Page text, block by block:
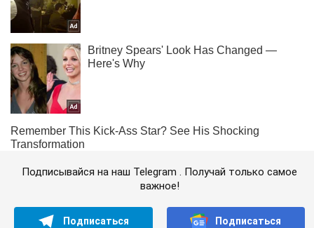
Подписывайся на наш Telegram . Получай только самое
важное!
Подписаться Подписаться